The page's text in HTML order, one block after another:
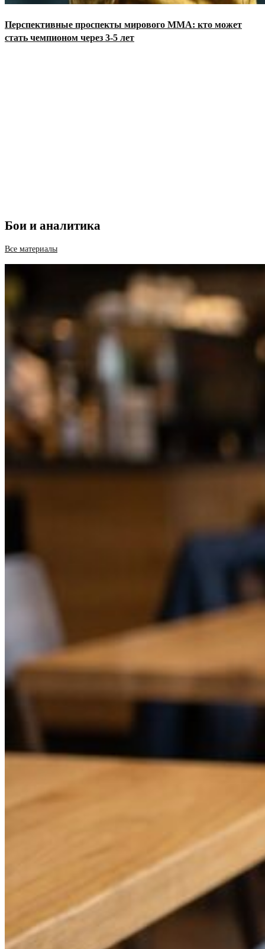
Перспективные проспекты мирового ММА: кто может
стать чемпионом через 3-5 лет
Бои и аналитика
Все материалы